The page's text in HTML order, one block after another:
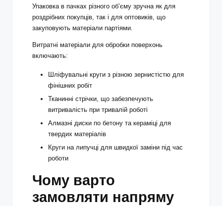
Упаковка в пачках різного об’єму зручна як для
роздрібних покупців, так і для оптовиків, що
закуповують матеріали партіями.
Витратні матеріали для обробки поверхонь
включають:
Шліфувальні круги з різною зернистістю для
фінішних робіт
Тканинні стрічки, що забезпечують
витривалість при тривалій роботі
Алмазні диски по бетону та кераміці для
твердих матеріалів
Круги на липучці для швидкої заміни під час
роботи
Чому варто
замовляти напряму